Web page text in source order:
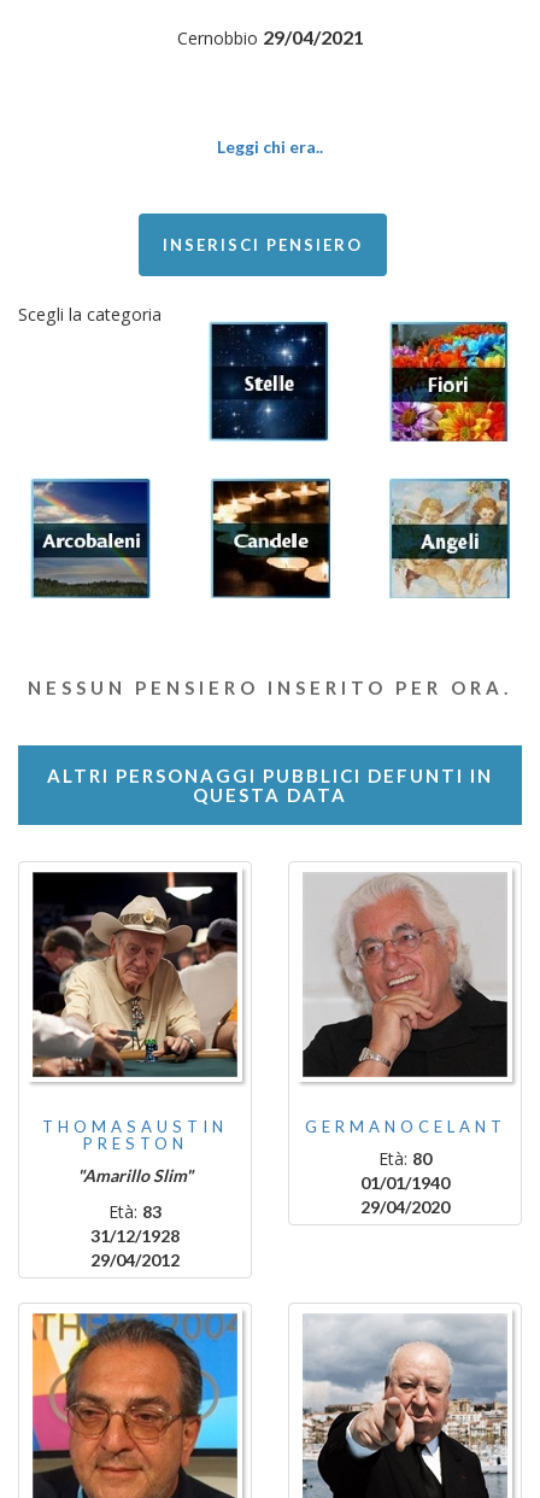
Cernobbio 29/04/2021
Leggi chi era..
INSERISCI PENSIERO
Scegli la categoria
NESSUN PENSIERO INSERITO PER ORA.
ALTRI PERSONAGGI PUBBLICI DEFUNTI IN
QUESTA DATA
THOMASAUSTIN
PRESTON
"Amarillo Slim"
Età: 83
31/12/1928
29/04/2012
GERMANOCELANT
Età: 80
01/01/1940
29/04/2020